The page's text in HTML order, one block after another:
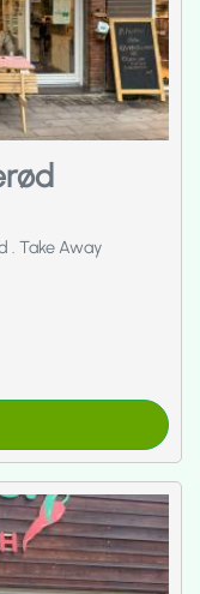
. Take Away